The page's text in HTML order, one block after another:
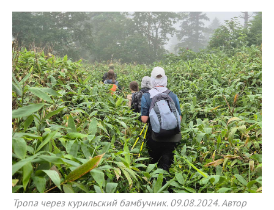
Тропа через курильский бамбучник. 09.08.2024. Автор